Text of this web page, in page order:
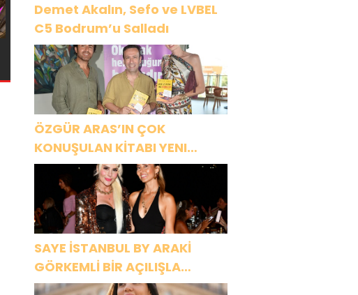
Demet Akalın, Sefo ve LVBEL
C5 Bodrum’u Salladı
ÖZGÜR ARAS’IN ÇOK
KONUŞULAN KİTABI YENI
BASKISINI TITANIC LUXURY
COLLECTION BODRUM’DA
KUTLADI
SAYE İSTANBUL BY ARAKİ
GÖRKEMLİ BİR AÇILIŞLA
KAPILARINI AÇTI!